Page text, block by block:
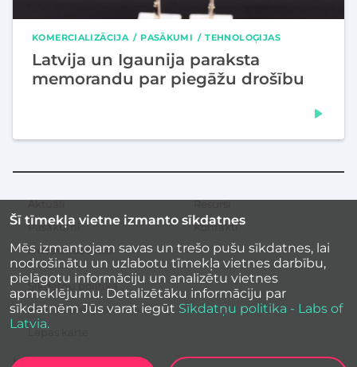
KOMERCIALIZĀCIJA PASĀKUMI TEHNOLOĢIJAS
Latvija un Igaunija paraksta
memorandu par piegāžu drošību
Šī tīmekļa vietne izmanto sīkdatnes
Mēs izmantojam savas un trešo pušu sīkdatnes, lai
nodrošinātu un uzlabotu tīmekļa vietnes darbību,
pielāgotu informāciju un analizētu vietnes
apmeklējumu. Detalizētāku informāciju par
sīkdatnēm Jūs varat iegūt Sīkdatņu politika - Labs of
Latvia.
Sekundārā
izvēlne
Aktuāli
Pasākumi
Iedvesmas stāsti
Resursi
Kontakti
Sīkdatņu politika
Vietnes piekļūstamība
Lapas karte